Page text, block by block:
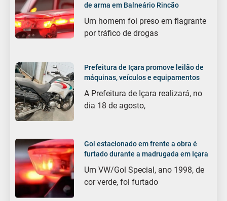
de arma em Balneário Rincão
Um homem foi preso em flagrante
por tráfico de drogas
Prefeitura de Içara promove leilão de
máquinas, veículos e equipamentos
A Prefeitura de Içara realizará, no
dia 18 de agosto,
Gol estacionado em frente a obra é
furtado durante a madrugada em Içara
Um VW/Gol Special, ano 1998, de
cor verde, foi furtado